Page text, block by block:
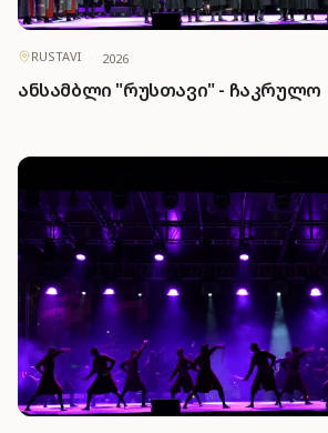
RUSTAVI · 2026
ანსამბლი "რუსთავი" - ჩაკრულო